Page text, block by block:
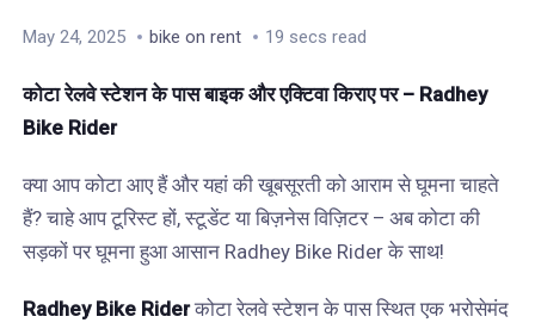
May 24, 2025 bike on rent 19 secs read
कोटा रेलवे स्टेशन के पास बाइक और एक्टिवा किराए पर– Radhey
Bike Rider
क्या आप कोटा आए हैं और यहां की खूबसूरती को आराम से घूमना चाहते
हैं? चाहे आप टूरिस्ट हों, स्टूडेंट या बिज़नेस विज़िटर – अब कोटा की
सड़कों पर घूमना हुआ आसान Radhey Bike Rider के साथ!
Radhey Bike Riderकोटा रेलवे स्टेशन के पास स्थित एक भरोसेमंद